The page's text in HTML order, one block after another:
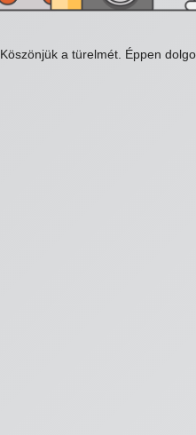
Köszönjük a türelmét. Éppen